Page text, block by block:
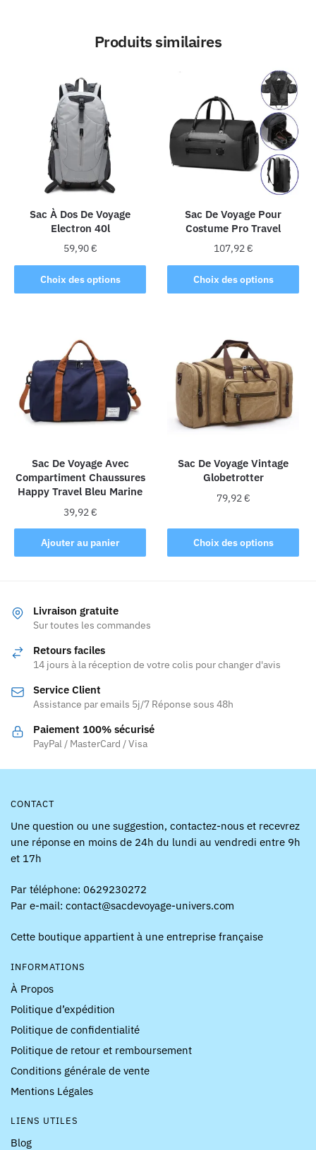
Produits similaires
Sac À Dos De Voyage
Electron 40l
59,90€
Choix des options
Ce
produit
variations.
Les
options
peuvent
être
choisies
la
page
du
produit
Sac De Voyage Pour
Costume Pro Travel
107,92€
Choix des options
Ce
produit
variations.
Les
options
peuvent
être
choisies
la
page
du
Sac De Voyage Avec
Compartiment Chaussures
Happy Travel Bleu Marine
39,92 €
Ajouter au panier
Sac De Voyage Vintage
Globetrotter
79,92 €
Choix des options
produit
a
être
la
Livraison gratuite
Sur toutes les commandes
Retours faciles
14 jours à la réception de votre colis pour changer d'avis
Service Client
Assistance par emails 5j/7 Réponse sous 48h
Paiement 100% sécurisé
PayPal / MasterCard / Visa
CONTACT
Une question ou une suggestion, contactez-nous et recevrez
une réponse en moins de 24h du lundi au vendredi entre 9h
et 17h
Par téléphone: 0629230272
Par e-mail: contact@sacdevoyage-univers.com
Cette boutique appartient à une entreprise française
INFORMATIONS
À Propos
Politique d’expédition
Politique de confidentialité
Politique de retour et remboursement
Conditions générale de vente
Mentions Légales
LIENS UTILES
Blog